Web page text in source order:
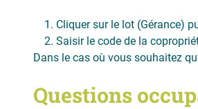
Cliquer sur le lot (Gérance)
Saisir le code de la
Dans le cas où vous souhaitez
Questions